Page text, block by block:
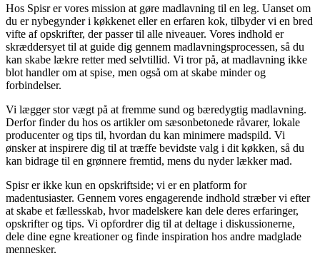
Hos Spisr er vores mission at gøre madlavning til en leg. Uanset om
du er nybegynder i køkkenet eller en erfaren kok, tilbyder vi en bred
vifte af opskrifter, der passer til alle niveauer. Vores indhold er
skræddersyet til at guide dig gennem madlavningsprocessen, så du
kan skabe lækre retter med selvtillid. Vi tror på, at madlavning ikke
blot handler om at spise, men også om at skabe minder og
forbindelser.
Vi lægger stor vægt på at fremme sund og bæredygtig madlavning.
Derfor finder du hos os artikler om sæsonbetonede råvarer, lokale
producenter og tips til, hvordan du kan minimere madspild. Vi
ønsker at inspirere dig til at træffe bevidste valg i dit køkken, så du
kan bidrage til en grønnere fremtid, mens du nyder lækker mad.
Spisr er ikke kun en opskriftside; vi er en platform for
madentusiaster. Gennem vores engagerende indhold stræber vi efter
at skabe et fællesskab, hvor madelskere kan dele deres erfaringer,
opskrifter og tips. Vi opfordrer dig til at deltage i diskussionerne,
dele dine egne kreationer og finde inspiration hos andre madglade
mennesker.